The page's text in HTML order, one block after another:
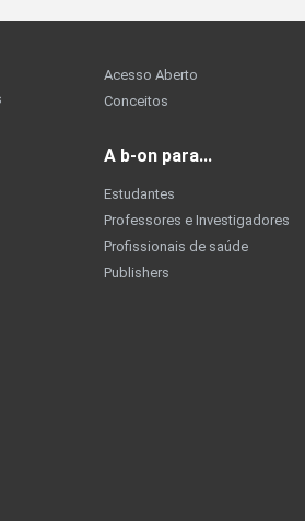
Acesso Aberto
Conceitos
A b-on para...
Estudantes
Professores e Investigadores
Profissionais de saúde
Publishers